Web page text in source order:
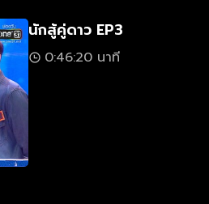
นักสู้คู่ดาว EP3
0:46:20 นาที